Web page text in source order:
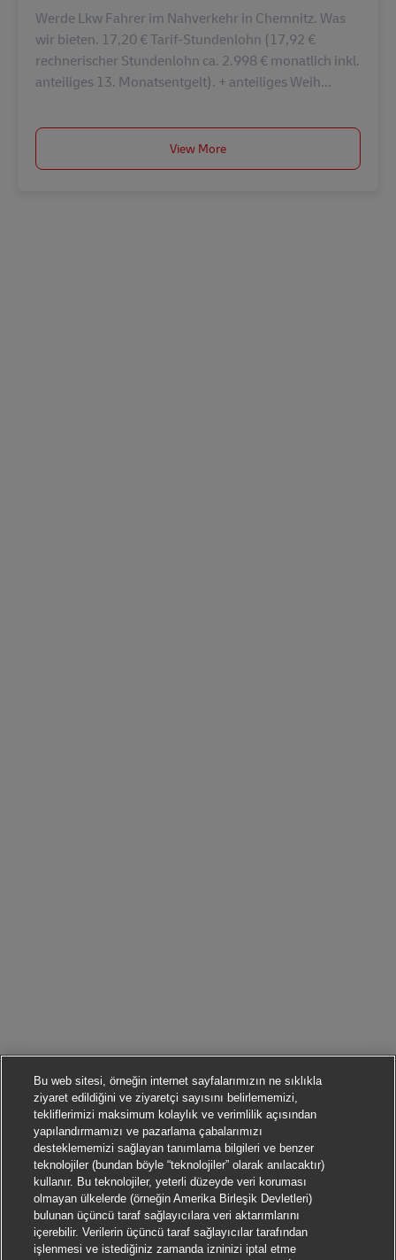
Werde Lkw Fahrer im Nahverkehr in Chemnitz. Was
wir bieten. 17,20 € Tarif-Stundenlohn (17,92 €
rechnerischer Stundenlohn ca. 2.998 € monatlich inkl.
anteiliges 13. Monatsentgelt). + anteiliges Weih...
View More
Bu web sitesi, örneğin internet sayfalarımızın ne sıklıkla
ziyaret edildiğini ve ziyaretçi sayısını belirlememizi,
tekliflerimizi maksimum kolaylık ve verimlilik açısından
yapılandırmamızı ve pazarlama çabalarımızı
desteklememizi sağlayan tanımlama bilgileri ve benzer
teknolojiler (bundan böyle “teknolojiler” olarak anılacaktır)
kullanır. Bu teknolojiler, yeterli düzeyde veri koruması
olmayan ülkelerde (örneğin Amerika Birleşik Devletleri)
bulunan üçüncü taraf sağlayıcılara veri aktarımlarını
içerebilir. Verilerin üçüncü taraf sağlayıcılar tarafından
işlenmesi ve istediğiniz zamanda izninizi iptal etme